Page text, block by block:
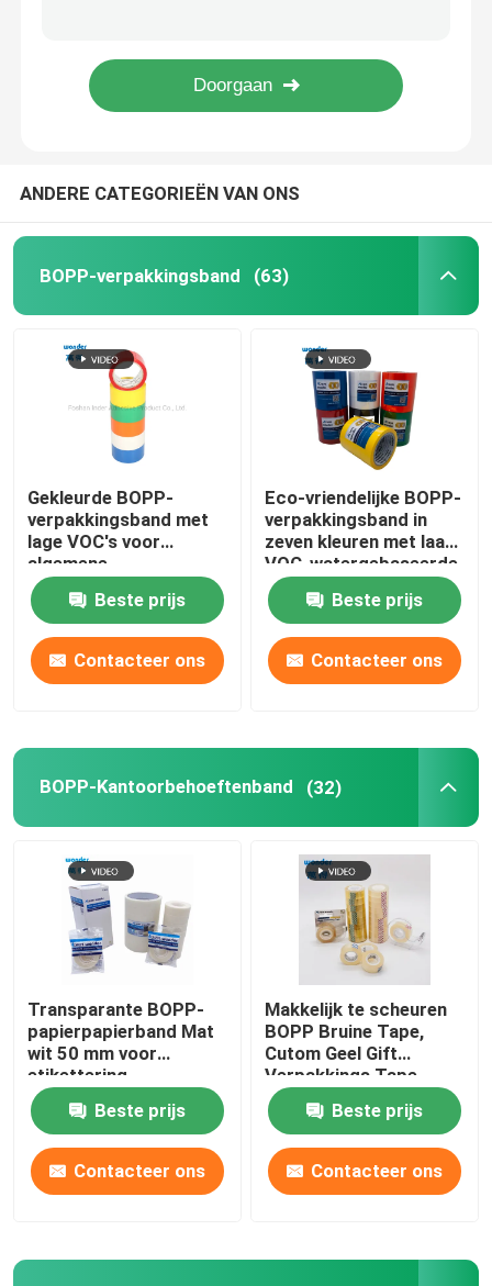
BOPP-verpakkingsband
Bopp Tape Jumbo Roll
Aluminiumfolieband
Acryllijm op waterbasis
Nano-bandrol
Zelfklevend Afplakband
De Band van de doekbuis
PVC-banden
De Ponsband van kraftpapier
Tape Cutter Dispenser
Beschermingsband
ANDERE CATEGORIEËN VAN ONS
BOPP-verpakkingsband (63)
Gekleurde BOPP-
verpakkingsband met
lage VOC's voor
algemene
productverpakkingen
Beste prijs
Contacteer ons
Eco-vriendelijke BOPP-
verpakkingsband in
zeven kleuren met laag
VOC-watergebaseerde
lijm
Beste prijs
Contacteer ons
BOPP-Kantoorbehoeftenband (32)
Transparante BOPP-
papierpapierband Mat
wit 50 mm voor
etikettering
Beste prijs
Contacteer ons
Makkelijk te scheuren
BOPP Bruine Tape,
Cutom Geel Gift
Verpakkings Tape
Beste prijs
Contacteer ons